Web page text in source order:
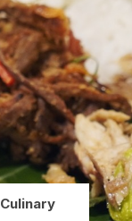
Culinary